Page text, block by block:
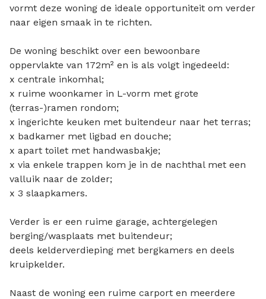
vormt deze woning de ideale opportuniteit om verder
naar eigen smaak in te richten.
De woning beschikt over een bewoonbare
oppervlakte van 172m² en is als volgt ingedeeld:
x centrale inkomhal;
x ruime woonkamer in L-vorm met grote
(terras-)ramen rondom;
x ingerichte keuken met buitendeur naar het terras;
x badkamer met ligbad en douche;
x apart toilet met handwasbakje;
x via enkele trappen kom je in de nachthal met een
valluik naar de zolder;
x 3 slaapkamers.
Verder is er een ruime garage, achtergelegen
berging/wasplaats met buitendeur;
deels kelderverdieping met bergkamers en deels
kruipkelder.
Naast de woning een ruime carport en meerdere